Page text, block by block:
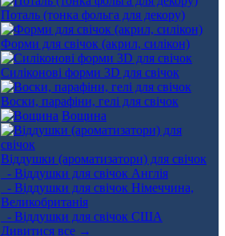
Поталь (тонка фольга для декору)
Форми для свічок (акрил, силікон)
Силіконові форми 3D для свічок
Воски, парафіни, гелі для свічок
Вощина
Віддушки (ароматизатори) для свічок
- Віддушки для свічок Англія
- Віддушки для свічок Німеччина,
Великобританія
- Віддушки для свічок США
Дивитися все →